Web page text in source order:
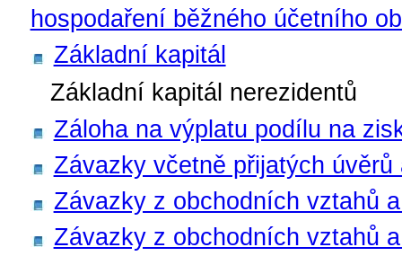
hospodaření běžného účetního
Základní kapitál
Základní kapitál nerezidentů
Záloha na výplatu podílu na
Závazky včetně přijatých úvěrů
Závazky z obchodních vztahů
Závazky z obchodních vztahů